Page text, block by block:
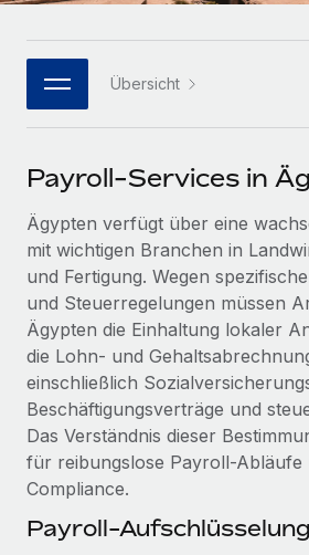
MCP
Integrationen
Tools
DIENSTLEISTUNGEN
Frag unsere Expert:innen
Hilfe von Expert:innen für globale
Background-Checks
Einfacheres Bewerber:innen-
Compliance Watchtower
Lückenlose Compliance
Geräteverwaltung
Globale Bereitstellung und
PARTNER WERDEN
Flexible Einbettung von Global-
Entdecke die Möglichkeiten einer
Remote Build
Demnächst
Beratung zu Integrationen und KI-
So hat der KI-Vorreiter
Remote um 120 % vergrößert
Weaviate auf einen Blick Weaviate
Open-Source-Infrastrukturen. Das...
Bibliothek für
Webinare
Events
Newsroom
Informationen zu Gehältern und
Insights Center
Hol dir Unterstützung
BLOG
한국어 Übersicht
Payroll-Services in
Ägypten verfügt über eine
mit wichtigen Branchen in
und Fertigung. Wegen
und Steuerregelungen müssen
Ägypten die Einhaltung lokaler
die Lohn- und
einschließlich
Beschäftigungsverträge und
Das Verständnis dieser
für reibungslose Payroll-Abläufe
Compliance.
Payroll-